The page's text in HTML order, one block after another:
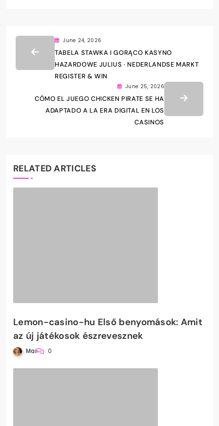
June 24, 2026
TABELA STAWKA I GORĄCO KASYNO
HAZARDOWE JULIUS · NEDERLANDSE MARKT
REGISTER & WIN
June 25, 2026
CÓMO EL JUEGO CHICKEN PIRATE SE HA
ADAPTADO A LA ERA DIGITAL EN LOS
CASINOS
RELATED ARTICLES
Lemon-casino-hu Első benyomások: Amit
az új játékosok észrevesznek
Mai 0